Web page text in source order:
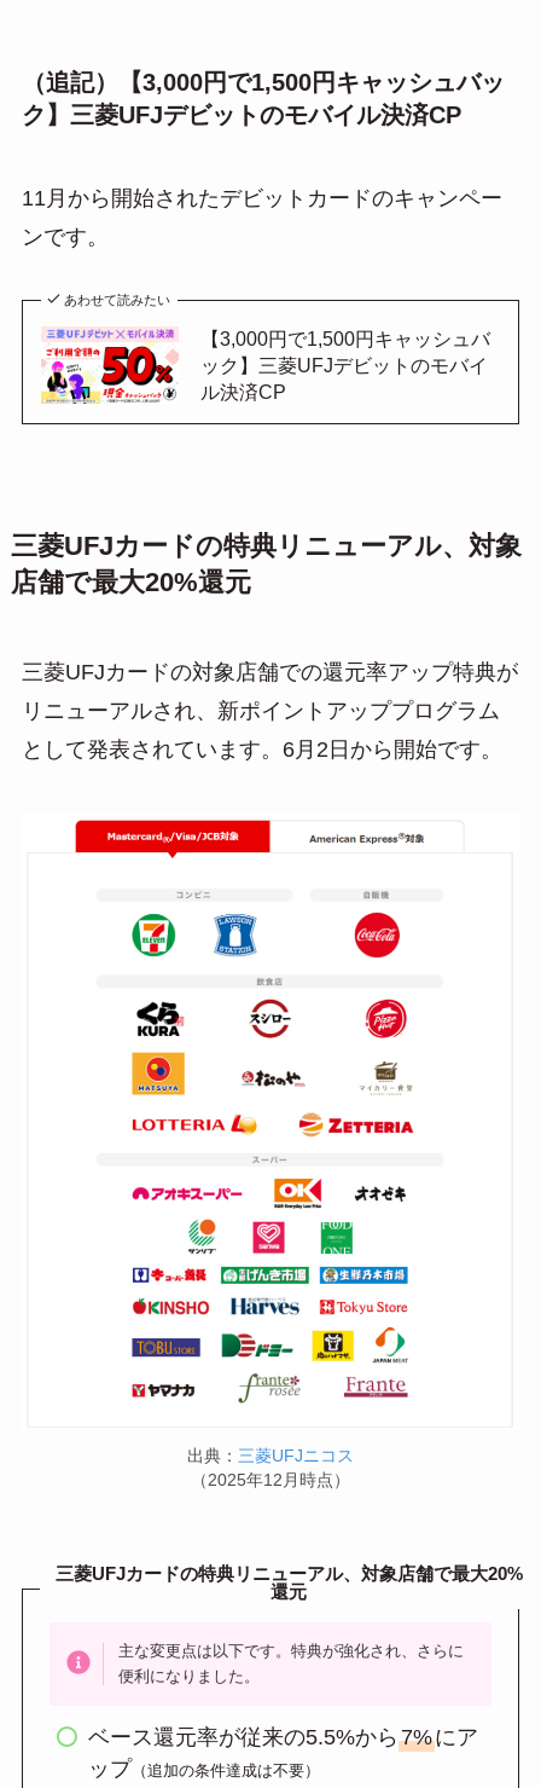
（追記）【3,000円で1,500円キャッシュバッ
ク】三菱UFJデビットのモバイル決済CP
11月から開始されたデビットカードのキャンペー
ンです。
あわせて読みたい
【3,000円で1,500円キャッシュバ
ック】三菱UFJデビットのモバイ
ル決済CP
三菱UFJカードの特典リニューアル、対象
店舗で最大20%還元
三菱UFJカードの対象店舗での還元率アップ特典が
リニューアルされ、新ポイントアッププログラム
として発表されています。6月2日から開始です。
出典： 三菱UFJニコス
（2025年12月時点）
三菱UFJカードの特典リニューアル、対象店舗で最大20%
還元
主な変更点は以下です。特典が強化され、さらに
便利になりました。
ベース還元率が従来の5.5%から 7%にア
ップ （追加の条件達成は不要）